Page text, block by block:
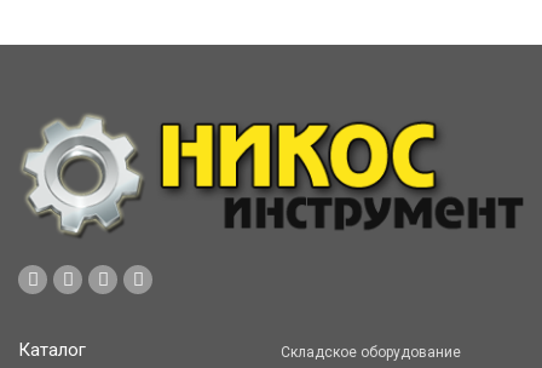
Каталог
Складское оборудование